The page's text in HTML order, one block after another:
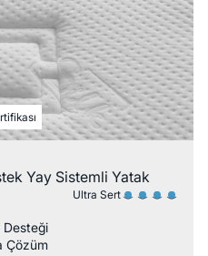
Yay Sistemli Yatak
Ultra Sert
Desteği
Çözüm